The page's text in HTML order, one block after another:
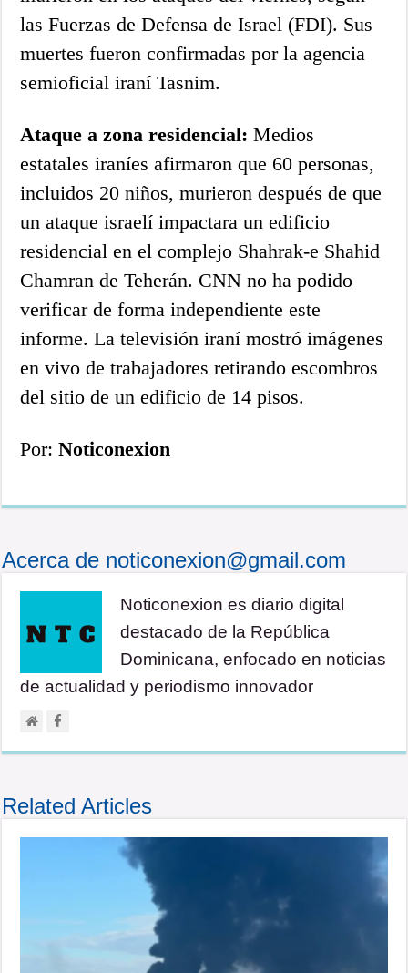
las Fuerzas de Defensa de Israel (FDI). Sus
muertes fueron confirmadas por la agencia
semioficial iraní Tasnim.
Ataque a zona residencial: Medios
estatales iraníes afirmaron que 60 personas,
incluidos 20 niños, murieron después de que
un ataque israelí impactara un edificio
residencial en el complejo Shahrak-e Shahid
Chamran de Teherán. CNN no ha podido
verificar de forma independiente este
informe. La televisión iraní mostró imágenes
en vivo de trabajadores retirando escombros
del sitio de un edificio de 14 pisos.
Por:Noticonexion
Acerca de noticonexion@gmail.com
Noticonexion es diario digital
destacado de la República
Dominicana, enfocado en noticias
de actualidad y periodismo innovador
Related Articles